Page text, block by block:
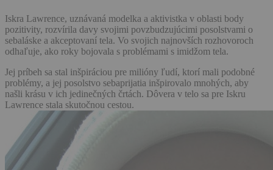
Iskra Lawrence, uznávaná modelka a aktivistka v oblasti body
pozitivity, rozvírila davy svojimi povzbudzujúcimi posolstvami o
sebaláske a akceptovaní tela. Vo svojich najnovších rozhovoroch
odhaľuje, ako roky bojovala s problémami s imidžom tela.
Jej príbeh sa stal inšpiráciou pre milióny ľudí, ktorí mali podobné
problémy, a jej posolstvo sebaprijatia inšpirovalo mnohých, aby
našli krásu v ich jedinečných črtách. Dôvera v telo sa pre Iskru
Lawrence stala skutočnou cestou.